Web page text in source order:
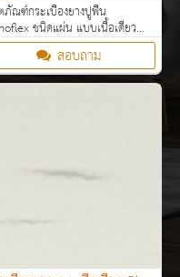
ภัณฑ์กระเบื้องยางปูพื้น
ชนิดแผ่น แบบเนื้อเดียว
บบ ทุกขนาด ราคาโรงงาน
สอบถาม